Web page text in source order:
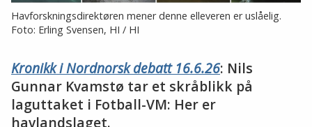
Havforskningsdirektøren mener denne elleveren er uslåelig.
Foto: Erling Svensen, HI / HI
Kronikk i Nordnorsk debatt 16.6.26: Nils
Gunnar Kvamstø tar et skråblikk på
laguttaket i Fotball-VM: Her er
havlandslaget.